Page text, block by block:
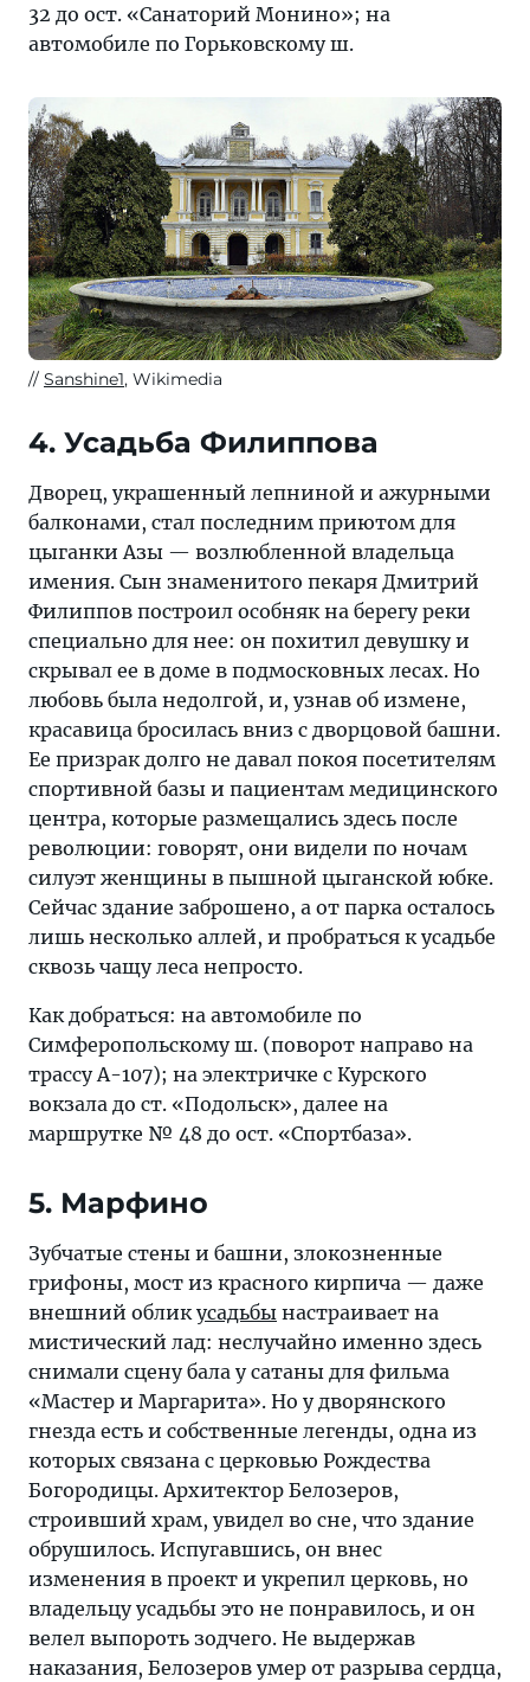
32 до ост. «Санаторий Монино»; на
автомобиле по Горьковскому ш.
Sanshine1, Wikimedia
4. Усадьба Филиппова
Дворец, украшенный лепниной и ажурными
балконами, стал последним приютом для
цыганки Азы — возлюбленной владельца
имения. Сын знаменитого пекаря Дмитрий
Филиппов построил особняк на берегу реки
специально для нее: он похитил девушку и
скрывал ее в доме в подмосковных лесах. Но
любовь была недолгой, и, узнав об измене,
красавица бросилась вниз с дворцовой башни.
Ее призрак долго не давал покоя посетителям
спортивной базы и пациентам медицинского
центра, которые размещались здесь после
революции: говорят, они видели по ночам
силуэт женщины в пышной цыганской юбке.
Сейчас здание заброшено, а от парка осталось
лишь несколько аллей, и пробраться к усадьбе
сквозь чащу леса непросто.
Как добраться: на автомобиле по
Симферопольскому ш. (поворот направо на
трассу А-107); на электричке с Курского
вокзала до ст. «Подольск», далее на
маршрутке № 48 до ост. «Спортбаза».
5. Марфино
Зубчатые стены и башни, злокозненные
грифоны, мост из красного кирпича — даже
внешний обликусадьбы настраивает на
мистический лад: неслучайно именно здесь
снимали сцену бала у сатаны для фильма
«Мастер и Маргарита». Но у дворянского
гнезда есть и собственные легенды, одна из
которых связана с церковью Рождества
Богородицы. Архитектор Белозеров,
строивший храм, увидел во сне, что здание
обрушилось. Испугавшись, он внес
изменения в проект и укрепил церковь, но
владельцу усадьбы это не понравилось, и он
велел выпороть зодчего. Не выдержав
наказания, Белозеров умер от разрыва сердца,